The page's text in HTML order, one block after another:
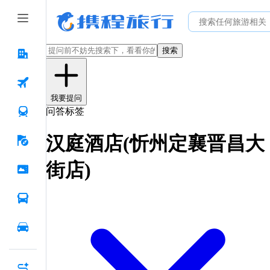
搜索
我要提问
问答标签
汉庭酒店(忻州定襄晋昌大
街店)